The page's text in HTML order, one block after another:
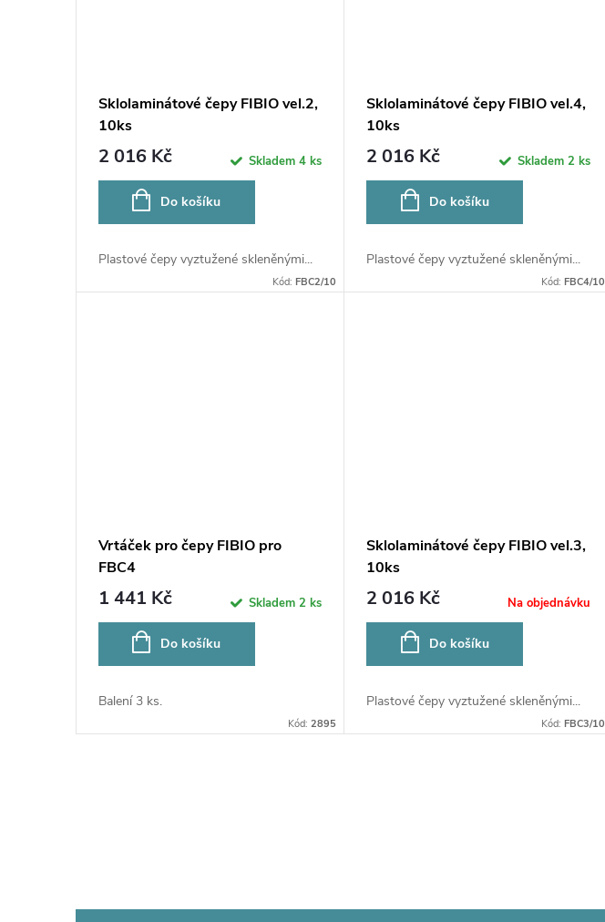
Sklolaminátové čepy FIBIO vel.2,
10ks
2 016 Kč Skladem4 ks
Do košíku
Plastové čepy vyztužené skleněnými...
Kód:FBC2/10
Sklolaminátové čepy FIBIO vel.4,
10ks
2 016 Kč Skladem 2 ks
Do košíku
Plastové čepy vyztužené skleněnými...
Kód: FBC4/10
Vrtáček pro čepy FIBIO pro
FBC4
1 441 Kč Skladem2 ks
Do košíku
Balení 3 ks.
Kód:2895
Sklolaminátové čepy FIBIO vel.3,
10ks
2 016 Kč Na objednávku
Do košíku
Plastové čepy vyztužené skleněnými...
Kód: FBC3/10
á